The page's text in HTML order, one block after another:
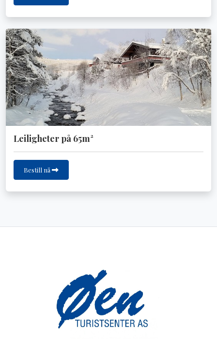
Leiligheter på 65m²
Bestill nå